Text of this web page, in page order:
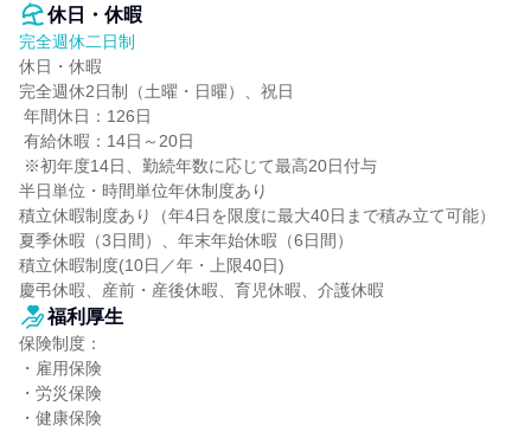
休日・休暇
完全週休二日制
休日・休暇
完全週休2日制（土曜・日曜）、祝日
半日単位・時間単位年休制度あり
積立休暇制度あり（年4日を限度に最大40日まで積み立て可能）
夏季休暇（3日間）、年末年始休暇（6日間）
積立休暇制度(10日／年・上限40日)
慶弔休暇、産前・産後休暇、育児休暇、介護休暇
福利厚生
保険制度：
・雇用保険
・労災保険
・健康保険